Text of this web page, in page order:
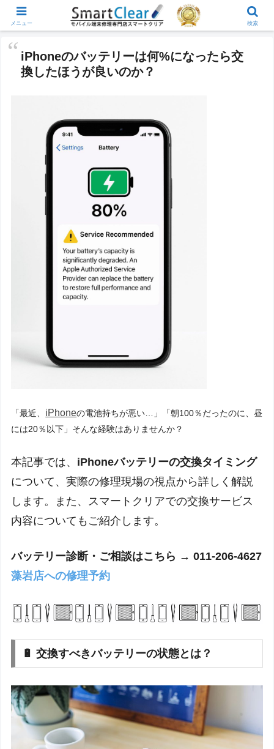
iPhoneのバッテリーは何%になったら交
換したほうが良いのか？
「最近、 iPhoneの電池持ちが悪い…」「朝100％だったのに、昼
には20％以下」そんな経験はありませんか？
本記事では、 iPhoneバッテリーの交換タイミング
について、実際の修理現場の視点から詳しく解説
します。また、スマートクリアでの交換サービス
内容についてもご紹介します。
バッテリー診断・ご相談はこちら → 011-206-4627
藻岩店への修理予約
🔋 交換すべきバッテリーの状態とは？
メニュー 検索